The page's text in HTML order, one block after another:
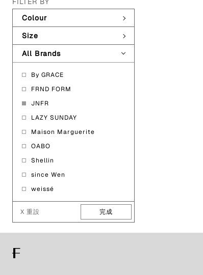
Colour
Size
All Brands
By GRACE
FRND FORM
JNFR
LAZY SUNDAY
Maison Marguerite
OABO
Shellin
since Wen
weissé
X 重設 完成